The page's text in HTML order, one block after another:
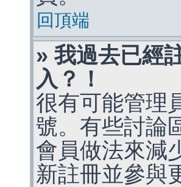
回頂端
» 我過去已經
入？！
很有可能管理
號。有些討論
會員做法來減
新註冊並參與